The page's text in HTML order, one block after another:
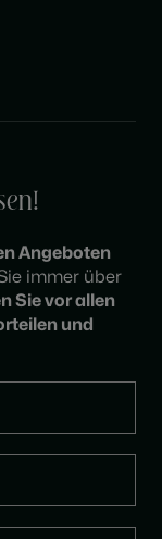
Angeboten
immer über
Sie vor allen
und